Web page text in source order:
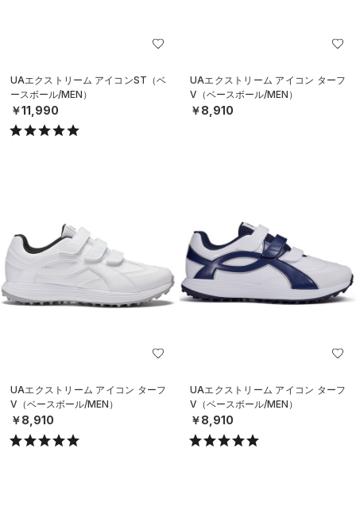
UAエクストリーム アイコンST（ベ
ースボール/MEN）
￥11,990
UAエクストリーム アイコン ターフ
V（ベースボール/MEN）
￥8,910
UAエクストリーム アイコン ターフ
V（ベースボール/MEN）
￥8,910
UAエクストリーム アイコン ターフ
V（ベースボール/MEN）
￥8,910